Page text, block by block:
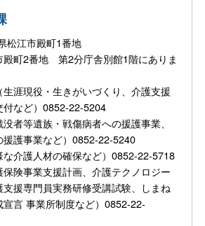
江市殿町1番地
殿町2番地 第2分庁舎別館1階にありま
生涯現役・生きがいづくり、介護支援
付など）0852-22-5204
者等遺族・戦傷病者への援護事業、
援護事業など）0852-22-5240
な介護人材の確保など）0852-22-5718
保険事業支援計画、介護テクノロジー
援専門員実務研修受講試験、しまね
言 事業所制度など）0852-22-